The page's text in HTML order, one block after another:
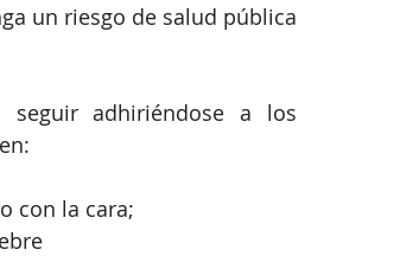
un riesgo de salud pública
seguir adhiriéndose a los
con la cara;